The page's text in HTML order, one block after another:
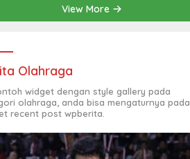
View More
Olahraga
widget dengan style gallery pada
olahraga, anda bisa mengaturnya pada
recent post wpberita.